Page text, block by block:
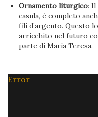
Ornamento liturgico: Il
casula, è completo
fili d’argento. Questo
arricchito nel futuro
parte di María Teresa.
Error